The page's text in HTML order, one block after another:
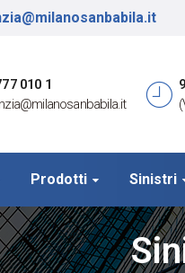
010 1
Prodotti Sinistri